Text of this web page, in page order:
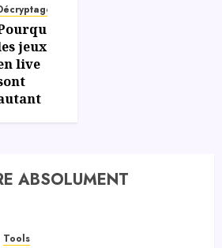
jeux
live
?
0
ABSOLUMENT
Tools